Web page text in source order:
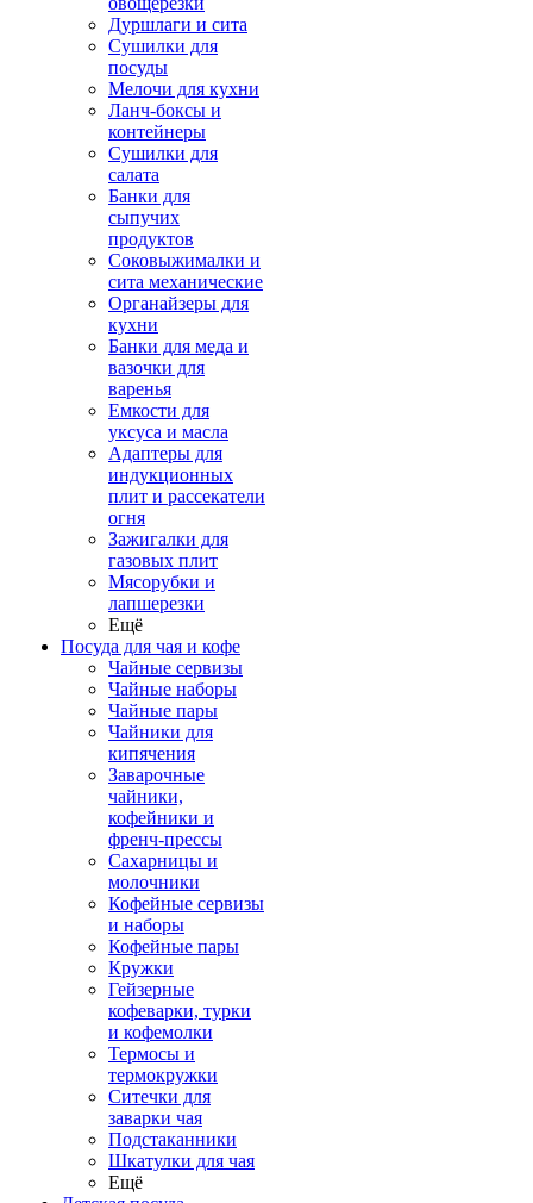
Дуршлаги и сита
Сушилки для
посуды
Мелочи для кухни
Ланч-боксы и
контейнеры
Сушилки для
салата
Банки для
сыпучих
продуктов
Соковыжималки и
сита механические
Органайзеры для
кухни
Банки для меда и
вазочки для
варенья
Емкости для
уксуса и масла
Адаптеры для
индукционных
плит и рассекатели
огня
Зажигалки для
газовых плит
Мясорубки и
лапшерезки
Ещё
Посуда для чая и кофе
Чайные сервизы
Чайные наборы
Чайные пары
Чайники для
кипячения
Заварочные
чайники,
кофейники и
френч-прессы
Сахарницы и
молочники
Кофейные сервизы
и наборы
Кофейные пары
Кружки
Гейзерные
кофеварки, турки
и кофемолки
Термосы и
термокружки
Ситечки для
заварки чая
Подстаканники
Шкатулки для чая
Ещё